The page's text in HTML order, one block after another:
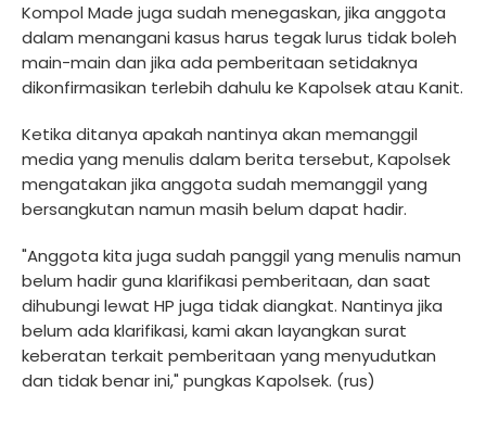
Kompol Made juga sudah menegaskan, jika anggota
dalam menangani kasus harus tegak lurus tidak boleh
main-main dan jika ada pemberitaan setidaknya
dikonfirmasikan terlebih dahulu ke Kapolsek atau Kanit.
Ketika ditanya apakah nantinya akan memanggil
media yang menulis dalam berita tersebut, Kapolsek
mengatakan jika anggota sudah memanggil yang
bersangkutan namun masih belum dapat hadir.
"Anggota kita juga sudah panggil yang menulis namun
belum hadir guna klarifikasi pemberitaan, dan saat
dihubungi lewat HP juga tidak diangkat. Nantinya jika
belum ada klarifikasi, kami akan layangkan surat
keberatan terkait pemberitaan yang menyudutkan
dan tidak benar ini," pungkas Kapolsek. (rus)